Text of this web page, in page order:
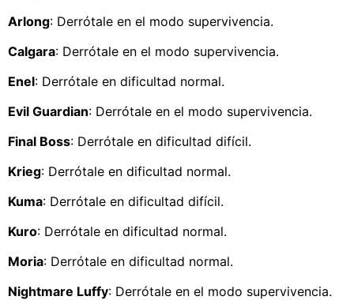
Arlong: Derrótale en el modo supervivencia.
Calgara: Derrótale en el modo supervivencia.
Enel: Derrótale en dificultad normal.
Evil Guardian: Derrótale en el modo supervivencia.
Final Boss: Derrótale en dificultad difícil.
Krieg: Derrótale en dificultad normal.
Kuma: Derrótale en dificultad difícil.
Kuro: Derrótale en dificultad normal.
Moria: Derrótale en dificultad normal.
Nightmare Luffy: Derrótale en el modo supervivencia.